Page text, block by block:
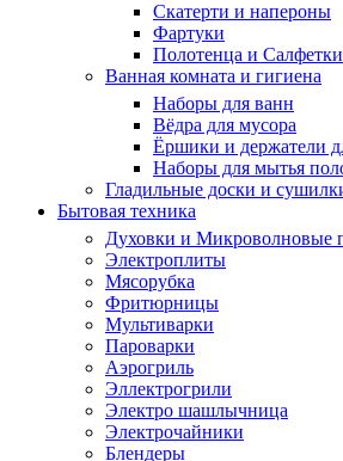
Скатерти и напероны
Фартуки
Полотенца и Салфетки
Ванная комната и гигиена
Наборы для ванн
Вёдра для мусора
Ёршики и держатели
Наборы для мытья
Гладильные доски и
Бытовая техника
Духовки и Микроволновые
Электроплиты
Мясорубка
Фритюрницы
Мультиварки
Пароварки
Аэрогриль
Эллектрогрили
Электро шашлычница
Электрочайники
Блендеры